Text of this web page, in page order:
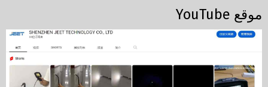
موقع YouTube